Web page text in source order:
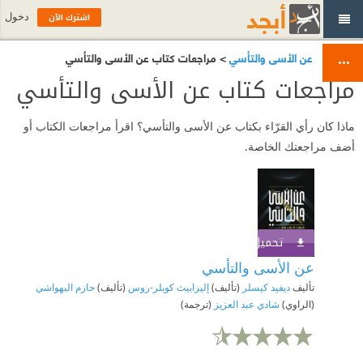
عن الأسى والتأسي> مراجعات كتاب عن الأسى والتأسي
مراجعات كتاب عن الأسى والتأسي
ماذا كان رأي القرّاء بكتاب عن الأسى والتأسي؟ اقرأ مراجعات الكتاب أو
أضف مراجعتك الخاصة.
تحميل الكتاب
عن الأسى والتأسي
تأليفديفيد كيسلر (تأليف)إليزابيث كوبلر-روس (تأليف)حازم البهواشي
(الراوي) شادي عبد العزيز (ترجمة)
اشترك الآن دخول